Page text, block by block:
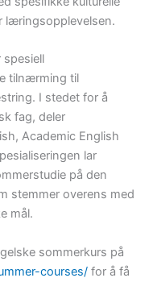
læringsopplevelsen.
tilnærming til
I stedet for å
fag, deler
Academic English
lar
på den
stemmer overens med
mål.
sommerkurs på
courses/ for å få